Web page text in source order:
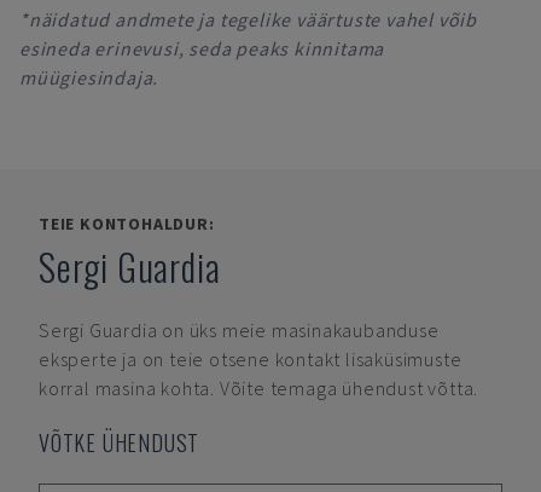
*näidatud andmete ja tegelike väärtuste vahel võib
esineda erinevusi, seda peaks kinnitama
müügiesindaja.
TEIE KONTOHALDUR:
Sergi Guardia
Sergi Guardia on üks meie masinakaubanduse
eksperte ja on teie otsene kontakt lisaküsimuste
korral masina kohta. Võite temaga ühendust võtta.
VÕTKE ÜHENDUST